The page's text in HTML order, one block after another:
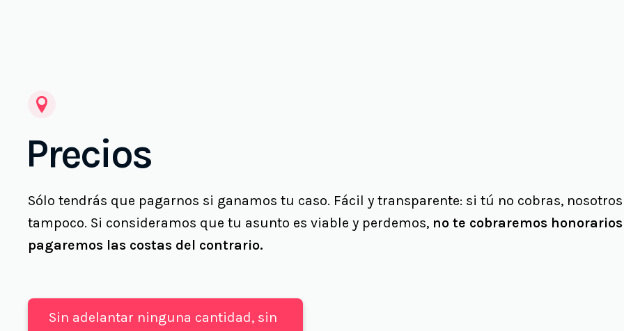
Precios
Sólo tendrás que pagarnos si ganamos tu caso. Fácil y transparente: si tú no cobras, nosotros
tampoco. Si consideramos que tu asunto es viable y perdemos, no te cobraremos
pagaremos las costas del contrario.
Sin adelantar ninguna cantidad, sin